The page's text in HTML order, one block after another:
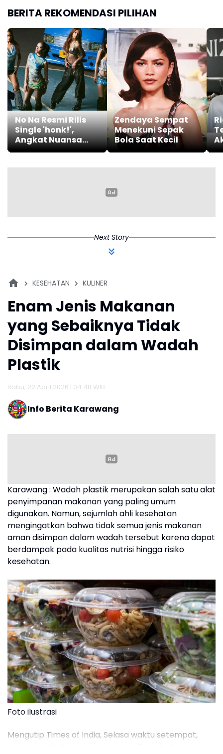
BERITA REKOMENDASI PILIHAN
No Na Resmi Rilis
Single 'honk!',
Angkat Nuansa
Lokal dalam
Zendaya Sempat
Menekuni Sepak
Bola Saat Kecil
Next Story
KESEHATAN KULINER
Enam Jenis Makanan
yang Sebaiknya Tidak
Disimpan dalam Wadah
Plastik
Rabu, 22 April 2026 | 04:48 WIB
Info Berita Karawang
Karawang : Wadah plastik merupakan salah satu alat
penyimpanan makanan yang paling umum
digunakan. Namun, sejumlah ahli kesehatan
mengingatkan bahwa tidak semua jenis makanan
aman disimpan dalam wadah tersebut karena dapat
berdampak pada kualitas nutrisi hingga risiko
kesehatan.
Foto ilustrasi
Mengutip Times of India, Selasa waktu setempat,